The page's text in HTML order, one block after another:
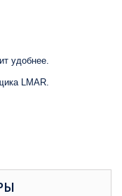
удобнее.
LMAR.